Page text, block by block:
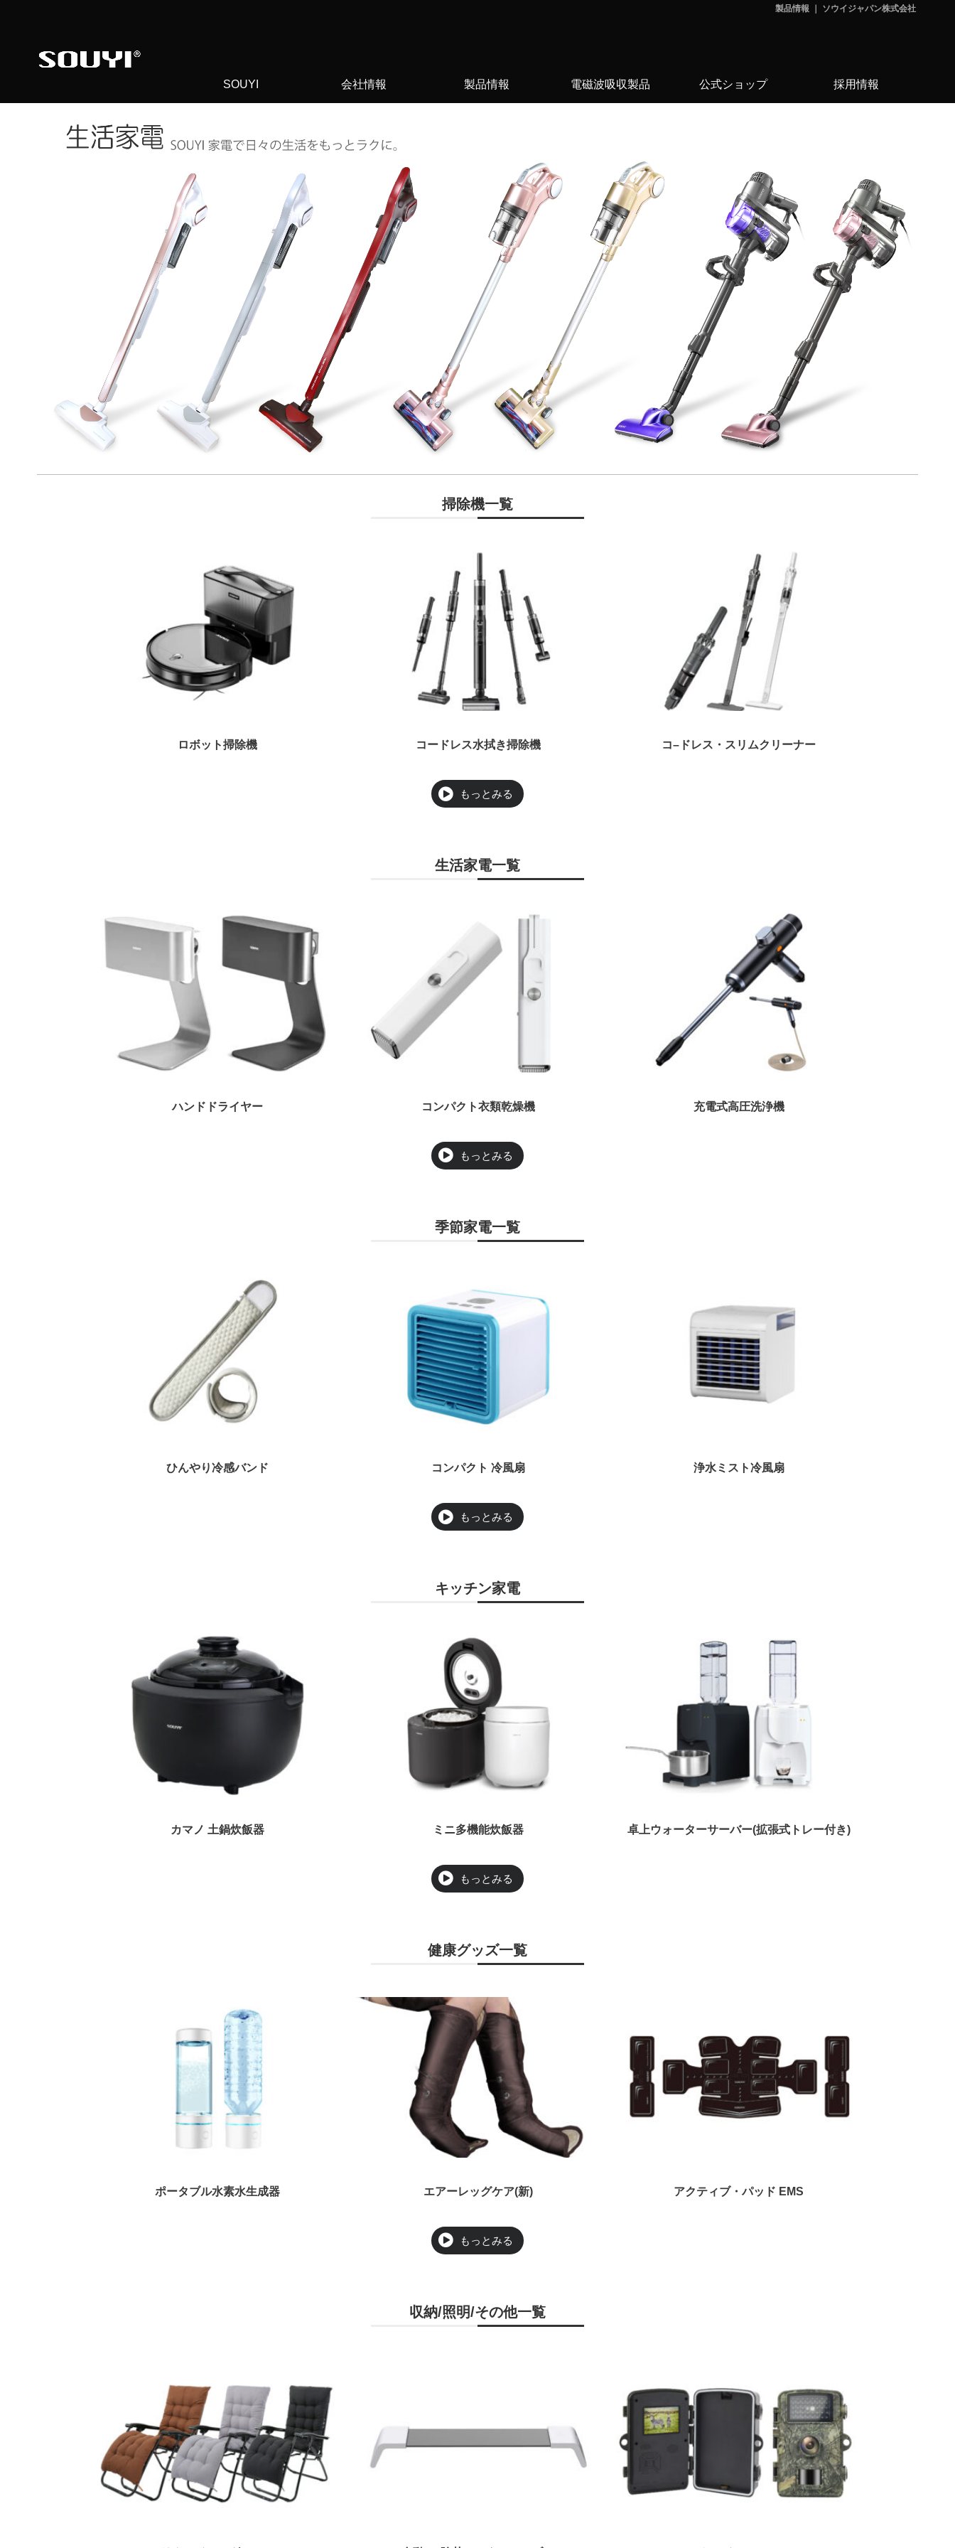
製品情報 ｜ ソウイジャパン株式会社
SOUYI 会社情報 製品情報 電磁波吸収製品 公式ショップ 採用情報
掃除機一覧
ロボット掃除機 コードレス水拭き掃除機 コ–ドレス・スリムクリーナー
生活家電一覧
ハンドドライヤー コンパクト衣類乾燥機 充電式高圧洗浄機
季節家電一覧
ひんやり冷感バンド コンパクト 冷風扇 浄水ミスト冷風扇
キッチン家電
カマノ 土鍋炊飯器 ミニ多機能炊飯器 卓上ウォーターサーバー(拡張式トレー付き)
健康グッズ一覧
ポータブル水素水生成器 エアーレッグケア(新) アクティブ・パッド EMS
収納/照明/その他一覧